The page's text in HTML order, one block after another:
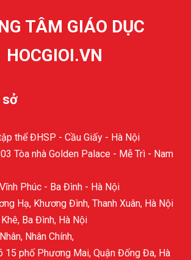
TÂM GIÁO DỤC
HOCGIOI.VN
sở
thể ĐHSP - Cầu Giấy - Hà Nội
Tòa nhà Golden Palace - Mễ Trì - Nam
Phúc - Ba Đình - Hà Nội
Hạ, Khương Đình, Thanh Xuân, Hà Nội
Ba Đình, Hà Nội
Nhân Chính,
15 phố Phương Mai, Quận Đống Đa, Hà